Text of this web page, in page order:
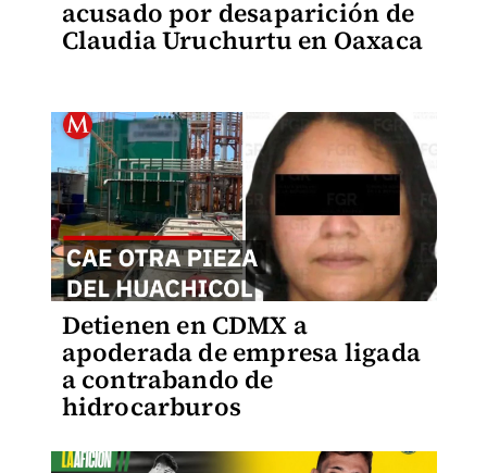
acusado por desaparición de
Claudia Uruchurtu en Oaxaca
Detienen en CDMX a
apoderada de empresa ligada
a contrabando de
hidrocarburos